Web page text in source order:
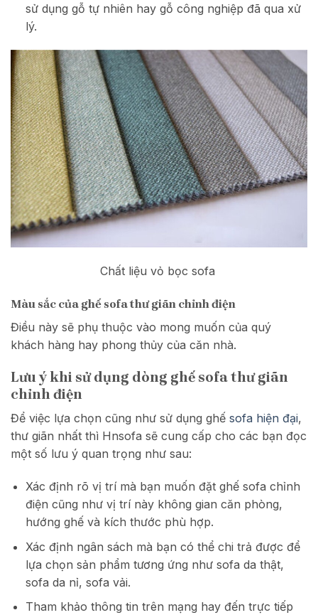
sử dụng gỗ tự nhiên hay gỗ công nghiệp đã qua xử
lý.
Chất liệu vỏ bọc sofa
Màu sắc của ghế sofa thư giãn chỉnh điện
Điều này sẽ phụ thuộc vào mong muốn của quý
khách hàng hay phong thủy của căn nhà.
Lưu ý khi sử dụng dòng ghế sofa thư giãn
chỉnh điện
Để việc lựa chọn cũng như sử dụng ghế sofa hiện đại,
thư giãn nhất thì Hnsofa sẽ cung cấp cho các bạn đọc
một số lưu ý quan trọng như sau:
Xác định rõ vị trí mà bạn muốn đặt ghế sofa chỉnh
điện cũng như vị trí này không gian căn phòng,
hướng ghế và kích thước phù hợp.
Xác định ngân sách mà bạn có thể chi trả được để
lựa chọn sản phẩm tương ứng như sofa da thật,
sofa da nỉ, sofa vải.
Tham khảo thông tin trên mạng hay đến trực tiếp